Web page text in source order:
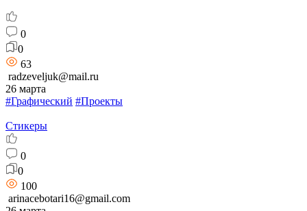
0
0
63
radzeveljuk@mail.ru
26 марта
#Графический #Проекты
Стикеры
0
0
100
arinacebotari16@gmail.com